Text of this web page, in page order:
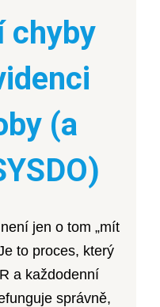
chyby
(a
jen o tom „mít
to proces, který
a každodenní
správně,